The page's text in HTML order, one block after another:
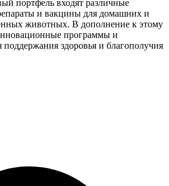
портфель входят различные
и вакцины для домашних и
животных. В дополнение к этому
программы и
здоровья и благополучия